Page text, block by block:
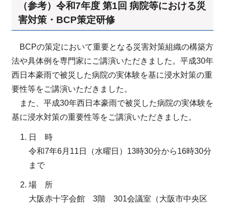
（参考）令和7年度 第1回 病院等における災
害対策・BCP策定研修
BCPの策定において重要となる災害対策組織の構築方
法や具体例を専門家にご講演いただきました。平成30年
西日本豪雨で被災した病院の実体験を基に浸水対策の重
要性等をご講演いただきました。
また、平成30年西日本豪雨で被災した病院の実体験を
基に浸水対策の重要性等をご講演いただきました。
日 時
令和7年6月11日（水曜日）13時30分から16時30分
まで
場 所
大阪赤十字会館 3階 301会議室（大阪市中央区